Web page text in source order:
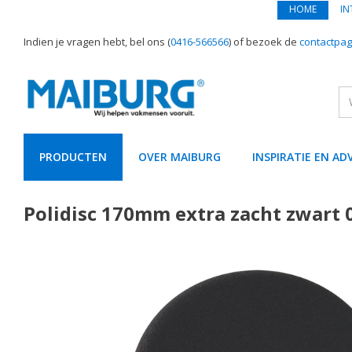
HOME
Indien je vragen hebt, bel ons (0416-566566) of bezoek de
PRODUCTEN OVER MAIBURG INSPIRATIE EN
Polidisc 170mm extra zacht zwart